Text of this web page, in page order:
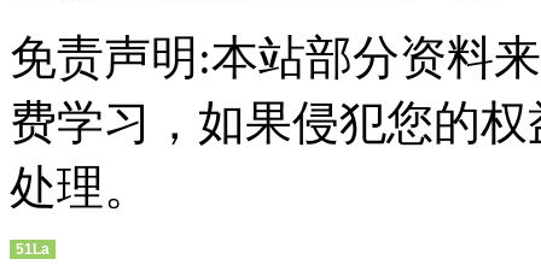
免责声明:本站部分资料
费学习，如果侵犯您的
处理。
51La